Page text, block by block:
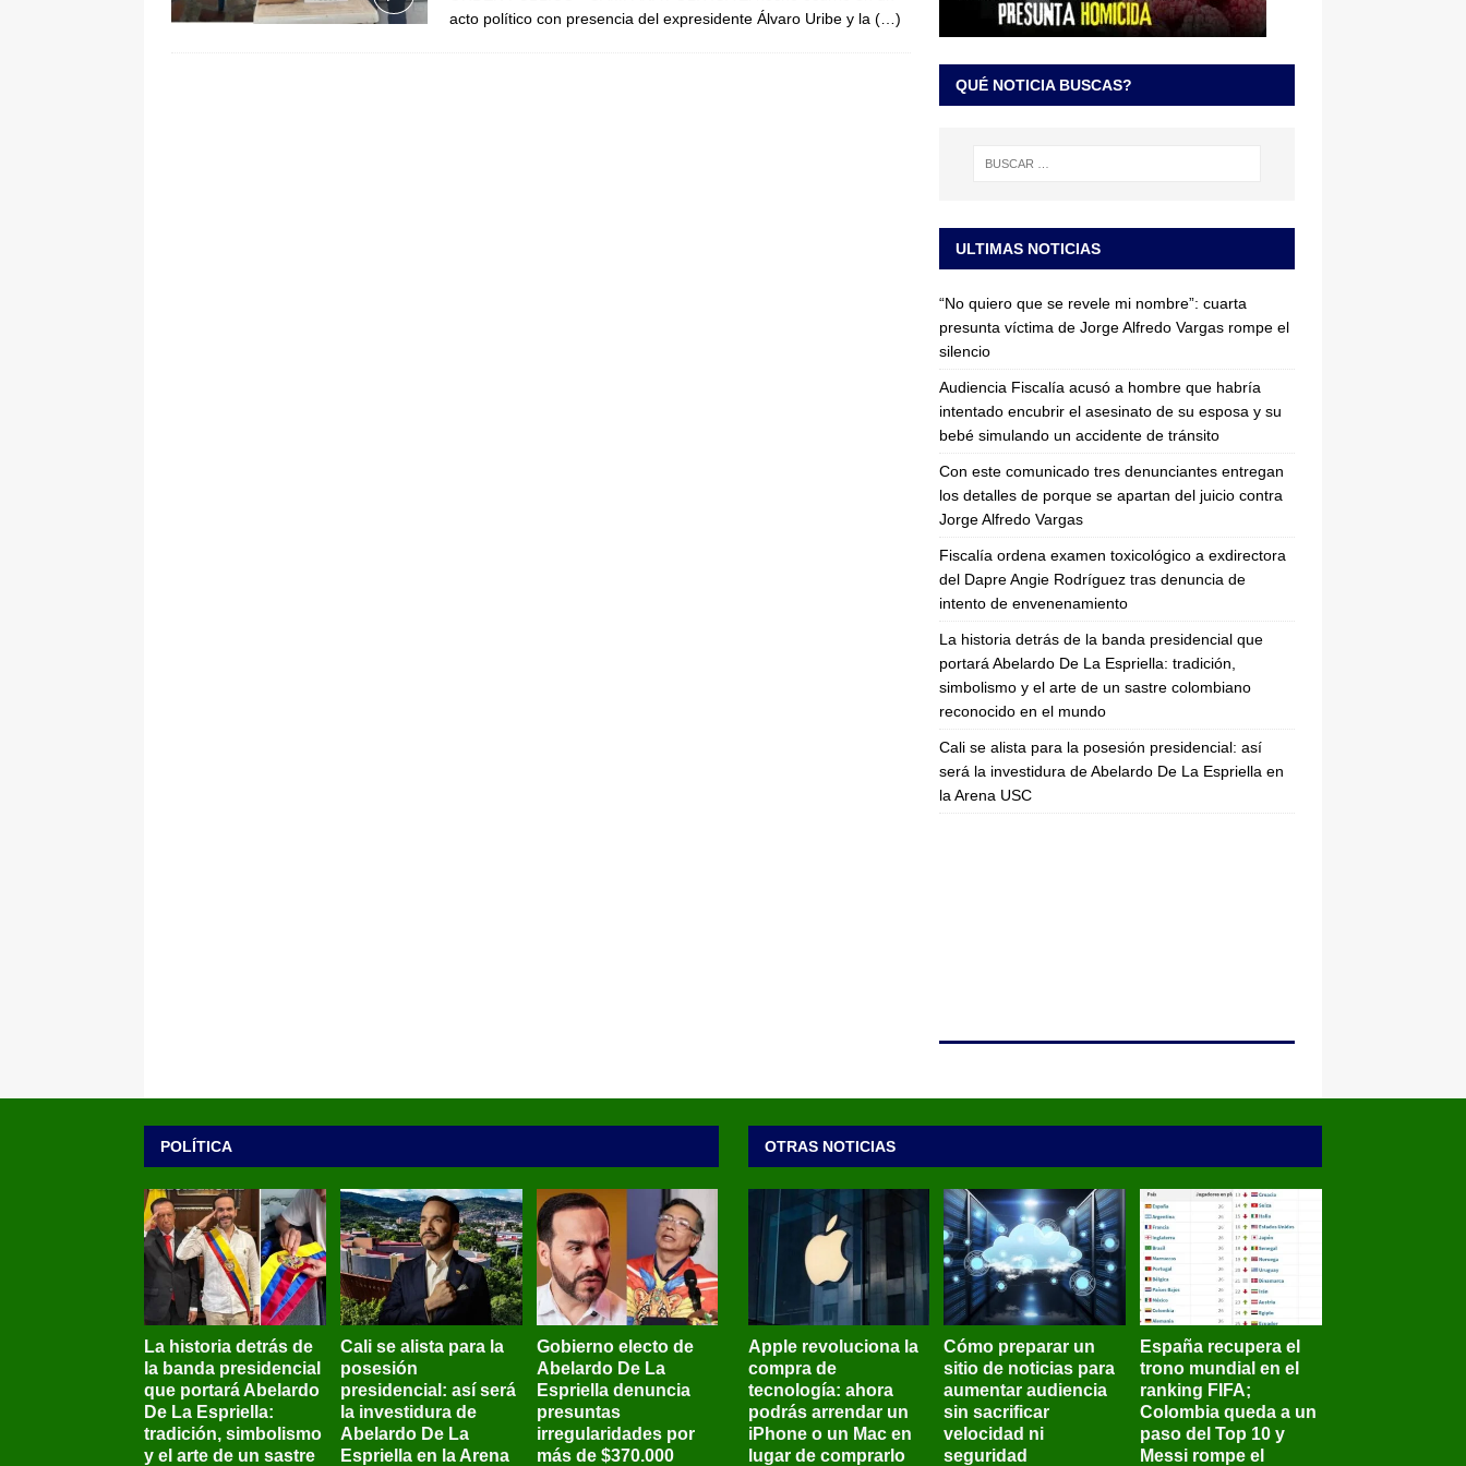
[ 5 de agosto de 2026 ] La historia detrás de la banda presidencial que portará Abelardo De La
acto político con presencia del expresidente Álvaro Uribe y la (…)
QUÉ NOTICIA BUSCAS?
ULTIMAS NOTICIAS
“No quiero que se revele mi nombre”: cuarta
presunta víctima de Jorge Alfredo Vargas rompe el
silencio
Audiencia Fiscalía acusó a hombre que habría
intentado encubrir el asesinato de su esposa y su
bebé simulando un accidente de tránsito
Con este comunicado tres denunciantes entregan
los detalles de porque se apartan del juicio contra
Jorge Alfredo Vargas
Fiscalía ordena examen toxicológico a exdirectora
del Dapre Angie Rodríguez tras denuncia de
intento de envenenamiento
La historia detrás de la banda presidencial que
portará Abelardo De La Espriella: tradición,
simbolismo y el arte de un sastre colombiano
reconocido en el mundo
Cali se alista para la posesión presidencial: así
será la investidura de Abelardo De La Espriella en
la Arena USC
POLÍTICA
La historia detrás de
la banda presidencial
que portará Abelardo
De La Espriella:
tradición, simbolismo
y el arte de un sastre
Cali se alista para la
posesión
presidencial: así será
la investidura de
Abelardo De La
Espriella en la Arena
Gobierno electo de
Abelardo De La
Espriella denuncia
presuntas
irregularidades por
más de $370.000
OTRAS NOTICIAS
Apple revoluciona la
compra de
tecnología: ahora
podrás arrendar un
iPhone o un Mac en
lugar de comprarlo
Cómo preparar un
sitio de noticias para
aumentar audiencia
sin sacrificar
velocidad ni
seguridad
España recupera el
trono mundial en el
ranking FIFA;
Colombia queda a un
paso del Top 10 y
Messi rompe el